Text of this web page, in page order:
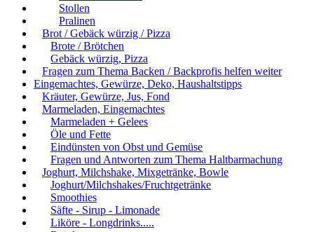
Stollen
Pralinen
Brot / Gebäck würzig / Pizza
Brote / Brötchen
Gebäck würzig, Pizza
Fragen zum Thema Backen / Backprofis helfen weiter
Eingemachtes, Gewürze, Deko, Haushaltstipps
Kräuter, Gewürze, Jus, Fond
Marmeladen, Eingemachtes
Marmeladen + Gelees
Öle und Fette
Eindünsten von Obst und Gemüse
Fragen und Antworten zum Thema Haltbarmachung
Joghurt, Milchshake, Mixgetränke, Bowle
Joghurt/Milchshakes/Fruchtgetränke
Smoothies
Säfte - Sirup - Limonade
Liköre - Longdrinks.....